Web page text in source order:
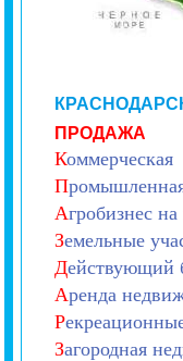
ПРОДАЖА
Коммерческая
П
Агробизнес
Земельные
Действующий
Аренда
Р
Загородная